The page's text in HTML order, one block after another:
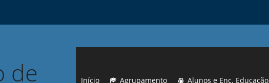
de
Início Agrupamento Alunos e Enc. Educação